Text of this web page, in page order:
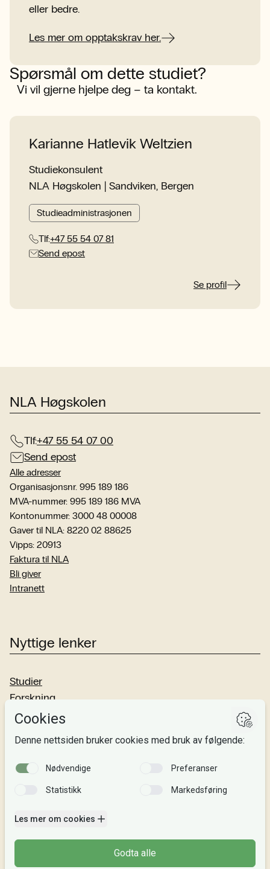
eller bedre.
Les mer om opptakskrav her.
Spørsmål om dette studiet?
Vi vil gjerne hjelpe deg – ta kontakt.
Karianne Hatlevik Weltzien
Studiekonsulent
NLA Høgskolen | Sandviken, Bergen
Studieadministrasjonen
Tlf:+47 55 54 07 81
Send epost
Se profil
NLA Høgskolen
Tlf:+47 55 54 07 00
Send epost
Alle adresser
Organisasjonsnr. 995 189 186
MVA-nummer: 995 189 186 MVA
Kontonummer: 3000 48 00008
Gaver til NLA: 8220 02 88625
Vipps: 20913
Faktura til NLA
Bli giver
Intranett
Nyttige lenker
Studier
Forskning
Om oss
Si fra!
Følg oss